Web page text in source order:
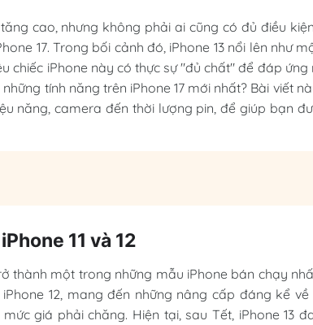
cao, nhưng không phải ai cũng có đủ điều
17. Trong bối cảnh đó, iPhone 13 nổi lên như
chiếc iPhone này có thực sự "đủ chất" để đáp ứng
tính năng trên iPhone 17 mới nhất? Bài viết
năng, camera đến thời lượng pin, để giúp bạn
11 và 12
thành một trong những mẫu iPhone bán chạy
12, mang đến những nâng cấp đáng kể về
giá phải chăng. Hiện tại, sau Tết, iPhone 13